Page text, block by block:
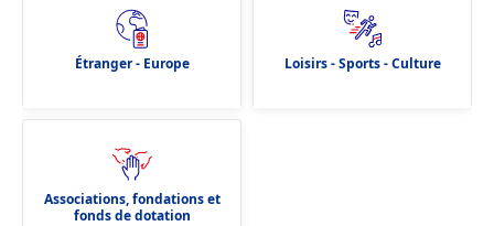
Étranger - Europe Loisirs - Sports - Culture
Associations, fondations et
fonds de dotation